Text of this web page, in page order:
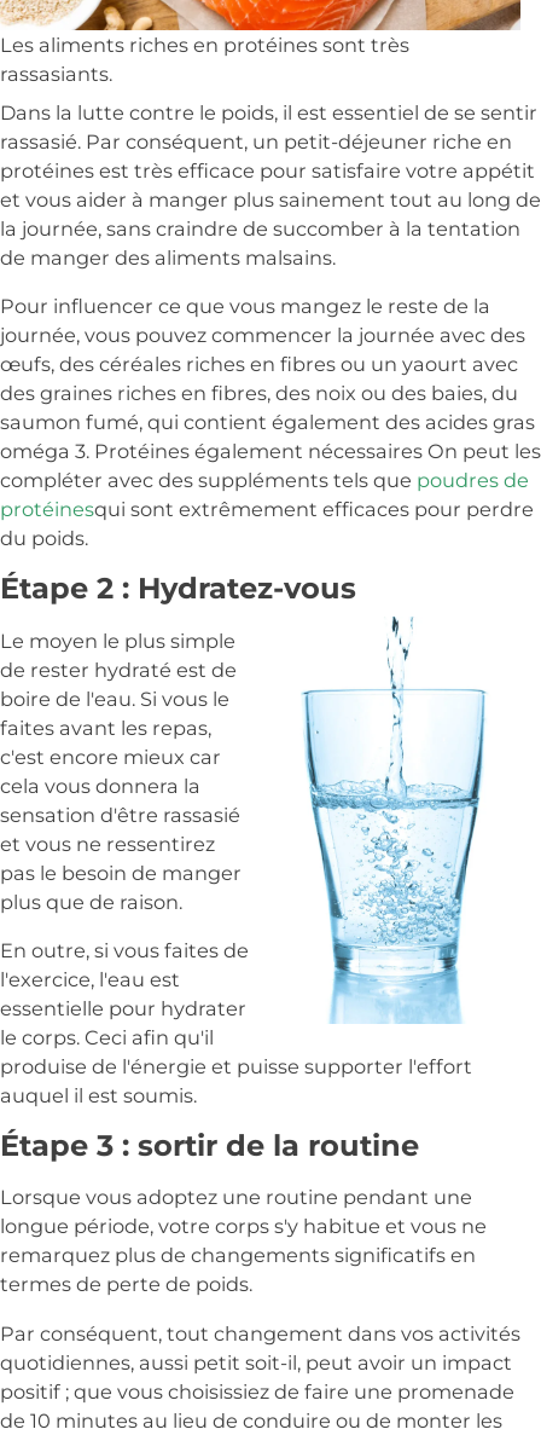
Les aliments riches en protéines sont très
rassasiants.
Dans la lutte contre le poids, il est essentiel de se sentir
rassasié. Par conséquent, un petit-déjeuner riche en
protéines est très efficace pour satisfaire votre appétit
et vous aider à manger plus sainement tout au long de
la journée, sans craindre de succomber à la tentation
de manger des aliments malsains.
Pour influencer ce que vous mangez le reste de la
journée, vous pouvez commencer la journée avec des
œufs, des céréales riches en fibres ou un yaourt avec
des graines riches en fibres, des noix ou des baies, du
saumon fumé, qui contient également des acides gras
oméga 3. Protéines également nécessaires On peut les
compléter avec des suppléments tels que poudres de
protéinesqui sont extrêmement efficaces pour perdre
du poids.
Étape 2 : Hydratez-vous
Le moyen le plus simple
de rester hydraté est de
boire de l'eau. Si vous le
faites avant les repas,
c'est encore mieux car
cela vous donnera la
sensation d'être rassasié
et vous ne ressentirez
pas le besoin de manger
plus que de raison.
En outre, si vous faites de
l'exercice, l'eau est
essentielle pour hydrater
le corps. Ceci afin qu'il
produise de l'énergie et puisse supporter l'effort
auquel il est soumis.
Étape 3 : sortir de la routine
Lorsque vous adoptez une routine pendant une
longue période, votre corps s'y habitue et vous ne
remarquez plus de changements significatifs en
termes de perte de poids.
Par conséquent, tout changement dans vos activités
quotidiennes, aussi petit soit-il, peut avoir un impact
positif ; que vous choisissiez de faire une promenade
de 10 minutes au lieu de conduire ou de monter les